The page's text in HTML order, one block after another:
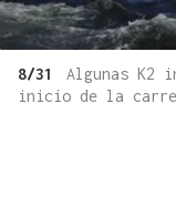
8/31
Algunas K2
inicio de la